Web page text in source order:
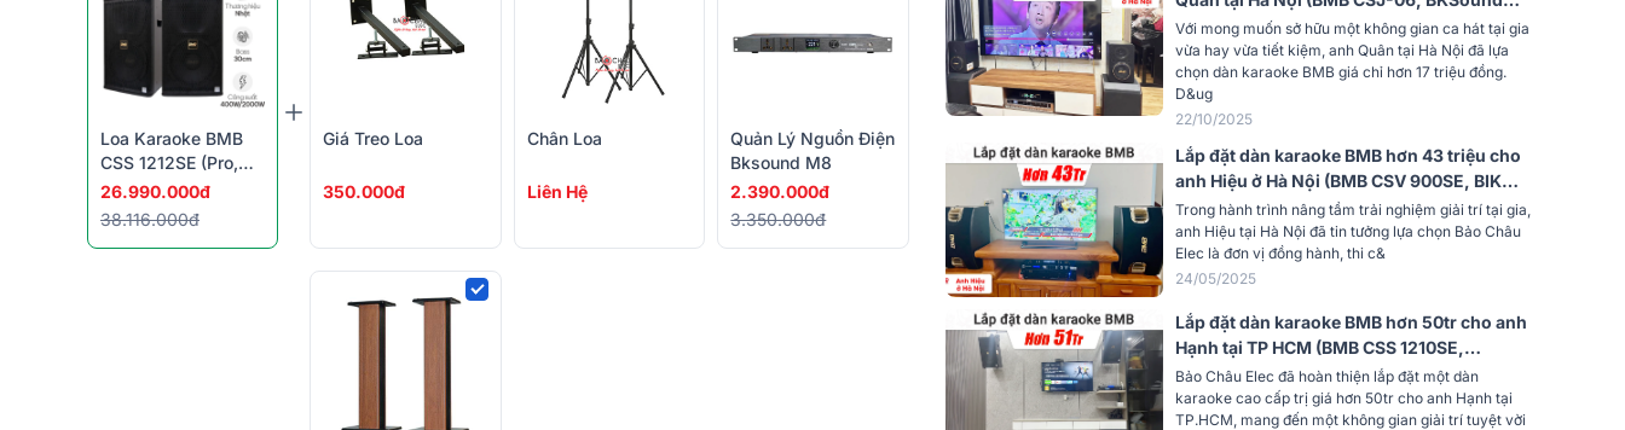
Loa Karaoke BMB
CSS 1212SE (Pro,
Full Bass 30cm)
26.990.000đ
38.116.000đ
Giá Treo Loa
350.000đ
Chân Loa
Liên Hệ
Quản Lý Nguồn Điện
Bksound M8
2.390.000đ
3.350.000đ
Trở kháng 8 ohms
Kiểu loa Không công suất (Passive)
2 đường tiếng
Dáng loa Loa fullrange (phổ thông)
Màu sắc Đen
Chất liệu Gỗ ép
Kích thước (Rộng x
Cao x Sâu)
380 x 625 x 387 mm
22.9 kg
DP3600 New, BIK BJ-U100II)
Với mong muốn sở hữu một không gian ca hát tại gia
vừa hay vừa tiết kiệm, anh Quân tại Hà Nội đã lựa
chọn dàn karaoke BMB giá chỉ hơn 17 triệu đồng.
D&ug
22/10/2025
Lắp đặt dàn karaoke BMB hơn 43 triệu cho
anh Hiệu ở Hà Nội (BMB CSV 900SE, BIK
VM820A, JBL KX180A, BIK BJ-U200,...)
Trong hành trình nâng tầm trải nghiệm giải trí tại gia,
anh Hiệu tại Hà Nội đã tin tưởng lựa chọn Bảo Châu
Elec là đơn vị đồng hành, thi c&
24/05/2025
Lắp đặt dàn karaoke BMB hơn 50tr cho anh
Hạnh tại TP HCM (BMB CSS 1210SE,
VM620A, KP500, JBL 12SP, U900 Plus X)
Bảo Châu Elec đã hoàn thiện lắp đặt một dàn
karaoke cao cấp trị giá hơn 50tr cho anh Hạnh tại
TP.HCM, mang đến một không gian giải trí tuyệt vời